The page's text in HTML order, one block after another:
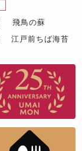
飛鳥の蘇
江戸前ちば海苔